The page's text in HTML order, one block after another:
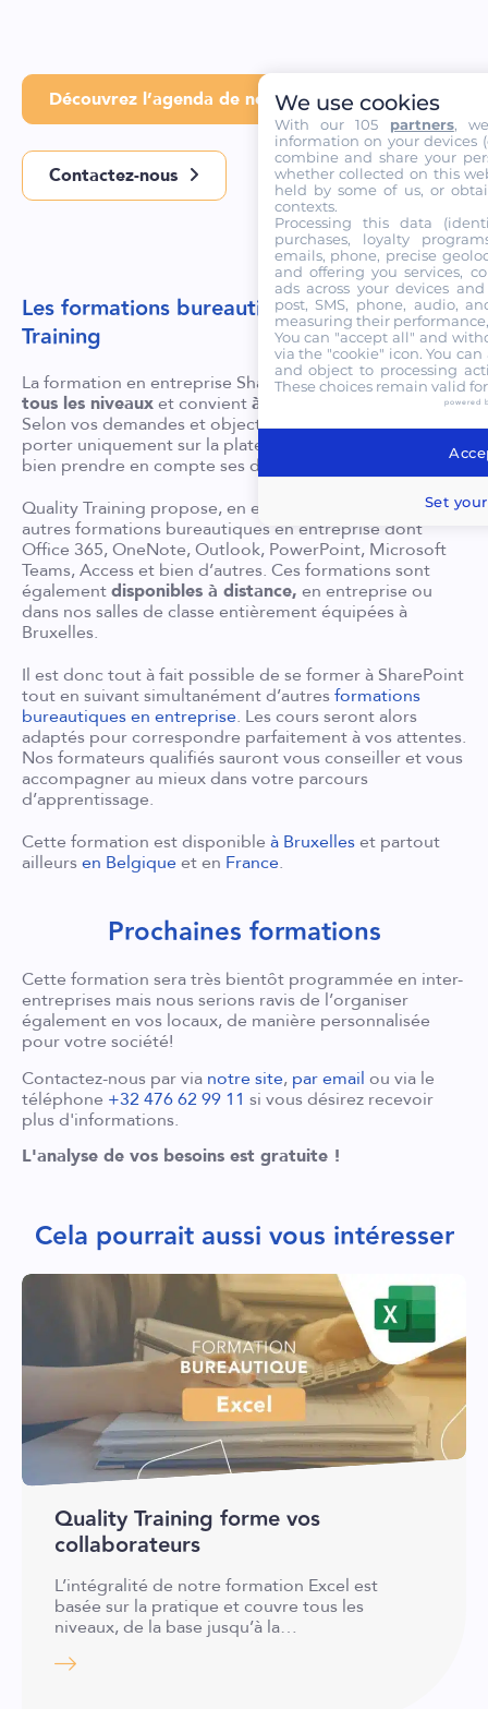
Découvrez l’agenda de nos formations
Contactez-nous
Les formations bureautiques de Quality
Training
La formation en entreprise SharePoint est accessibleà
tous les niveauxet convientà toutes les activités
Selon vos demandes et objectifs, les cours pourront
porter uniquement sur la plateforme collaborative ou
bien prendre en compte ses différentes intégrations.
Quality Training propose, en effet, de nombreuses
autres formations bureautiques en entreprise dont
Office 365, OneNote, Outlook, PowerPoint, Microsoft
Teams, Access et bien d’autres. Ces formations sont
égalementdisponibles à distance, en entreprise ou
dans nos salles de classe entièrement équipées à
Bruxelles.
Il est donc tout à fait possible de se former à SharePoint
tout en suivant simultanément d’autres formations
bureautiques en entreprise. Les cours seront alors
adaptés pour correspondre parfaitement à vos attentes.
Nos formateurs qualifiés sauront vous conseiller et vous
accompagner au mieux dans votre parcours
d’apprentissage.
Cette formation est disponible à Bruxelleset partout
ailleurs en Belgiqueet en France.
Prochaines formations
Cette formation sera très bientôt programmée en inter-
entreprises mais nous serions ravis de l’organiser
également en vos locaux, de manière personnalisée
pour votre société!
Contactez-nous par via notre site, par email ou via le
téléphone +32 476 62 99 11 si vous désirez recevoir
plus d'informations.
L'analyse de vos besoins est gratuite !
Cela pourrait aussi vous intéresser
Quality Training forme vos
collaborateurs
L’intégralité de notre formation Excel est
basée sur la pratique et couvre tous les
niveaux, de la base jusqu’à la…
We use cookies
With our 105 partners,
information on your devices
combine and share your
whether collected on this
held by some of us, or
contexts.
Processing this data
purchases, loyalty
emails, phone, precise
and offering you services,
ads across your devices
post, SMS, phone, audio,
measuring their
You can "accept all" and
via the "cookie" icon. You
and object to processing
These choices remain valid
powered
Set